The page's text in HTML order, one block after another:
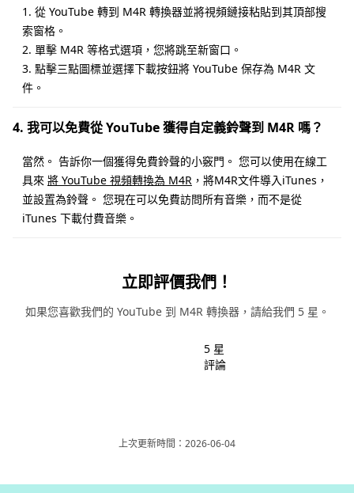
1. 從 YouTube 轉到 M4R 轉換器並將視頻鏈接粘貼到其頂部搜
索窗格。
2. 單擊 M4R 等格式選項，您將跳至新窗口。
3. 點擊三點圖標並選擇下載按鈕將 YouTube 保存為 M4R 文
件。
4. 我可以免費從 YouTube 獲得自定義鈴聲到 M4R 嗎？
當然。 告訴你一個獲得免費鈴聲的小竅門。 您可以使用在線工
具來 將 YouTube 視頻轉換為 M4R ，將M4R文件導入iTunes，
並設置為鈴聲。 您現在可以免費訪問所有音樂，而不是從
iTunes 下載付費音樂。
立即評價我們！
如果您喜歡我們的 YouTube 到 M4R 轉換器，請給我們 5 星。
5 星
評論
上次更新時間：2026-06-04